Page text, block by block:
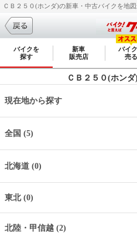
バイクを
探す
新車
販売店
バイ
売る
ＣＢ２５０(ホン
現在地から探す
全国 (5)
北海道 (0)
東北 (0)
北陸・甲信越 (2)